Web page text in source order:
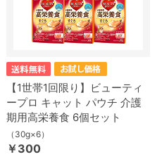
【1世帯1回限り】ビューティ
ープロ キャット パウチ 介護
期用高栄養食 6個セット
（30g×6）
￥300